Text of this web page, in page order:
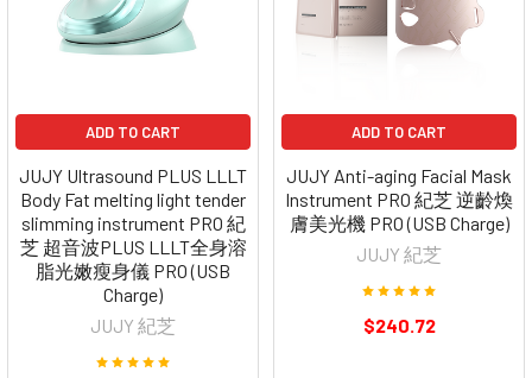
ADD TO CART
JUJY Ultrasound PLUS LLLT
Body Fat melting light tender
slimming instrument PRO 紀
芝 超音波PLUS LLLT全身溶
脂光嫩瘦身儀 PRO (USB
Charge)
JUJY 紀芝
ADD TO CART
JUJY Anti-aging Facial Mask
Instrument PRO 紀芝 逆齡煥
膚美光機 PRO (USB Charge)
JUJY 紀芝
$240.72